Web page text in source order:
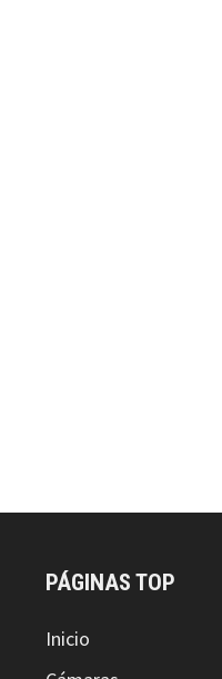
PÁGINAS TOP
Inicio